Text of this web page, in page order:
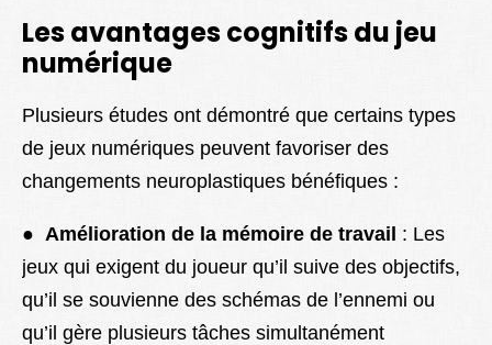
Les avantages cognitifs du jeu
numérique
Plusieurs études ont démontré que certains types
de jeux numériques peuvent favoriser des
changements neuroplastiques bénéfiques :
● Amélioration de la mémoire de travail : Les
jeux qui exigent du joueur qu’il suive des objectifs,
qu’il se souvienne des schémas de l’ennemi ou
qu’il gère plusieurs tâches simultanément